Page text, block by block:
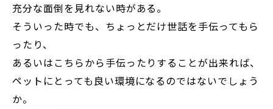
充分な面倒を見れない時がある。
そういった時でも、ちょっとだけ世話を手伝ってもら
ったり、
あるいはこちらから手伝ったりすることが出来れば、
ペットにとっても良い環境になるのではないでしょう
か。